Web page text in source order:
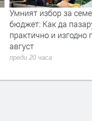
Умният избор за
бюджет: Как да
практично и изгодно
август
преди 20 часа